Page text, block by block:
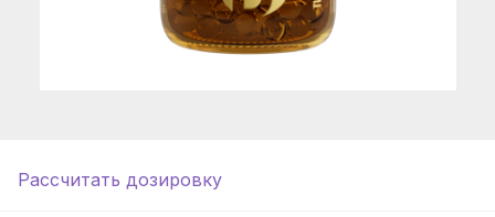
Рассчитать дозировку